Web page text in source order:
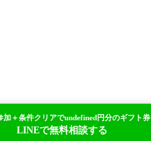
加＋条件クリアでundefined円分のギフト券
LINEで無料相談する